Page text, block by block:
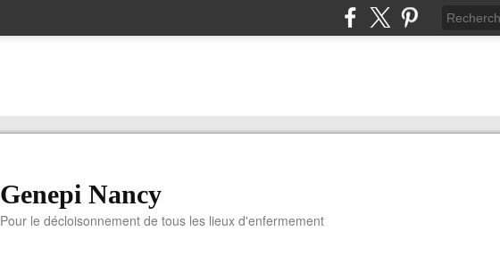
Genepi Nancy
Pour le décloisonnement de tous les lieux d'enfermement